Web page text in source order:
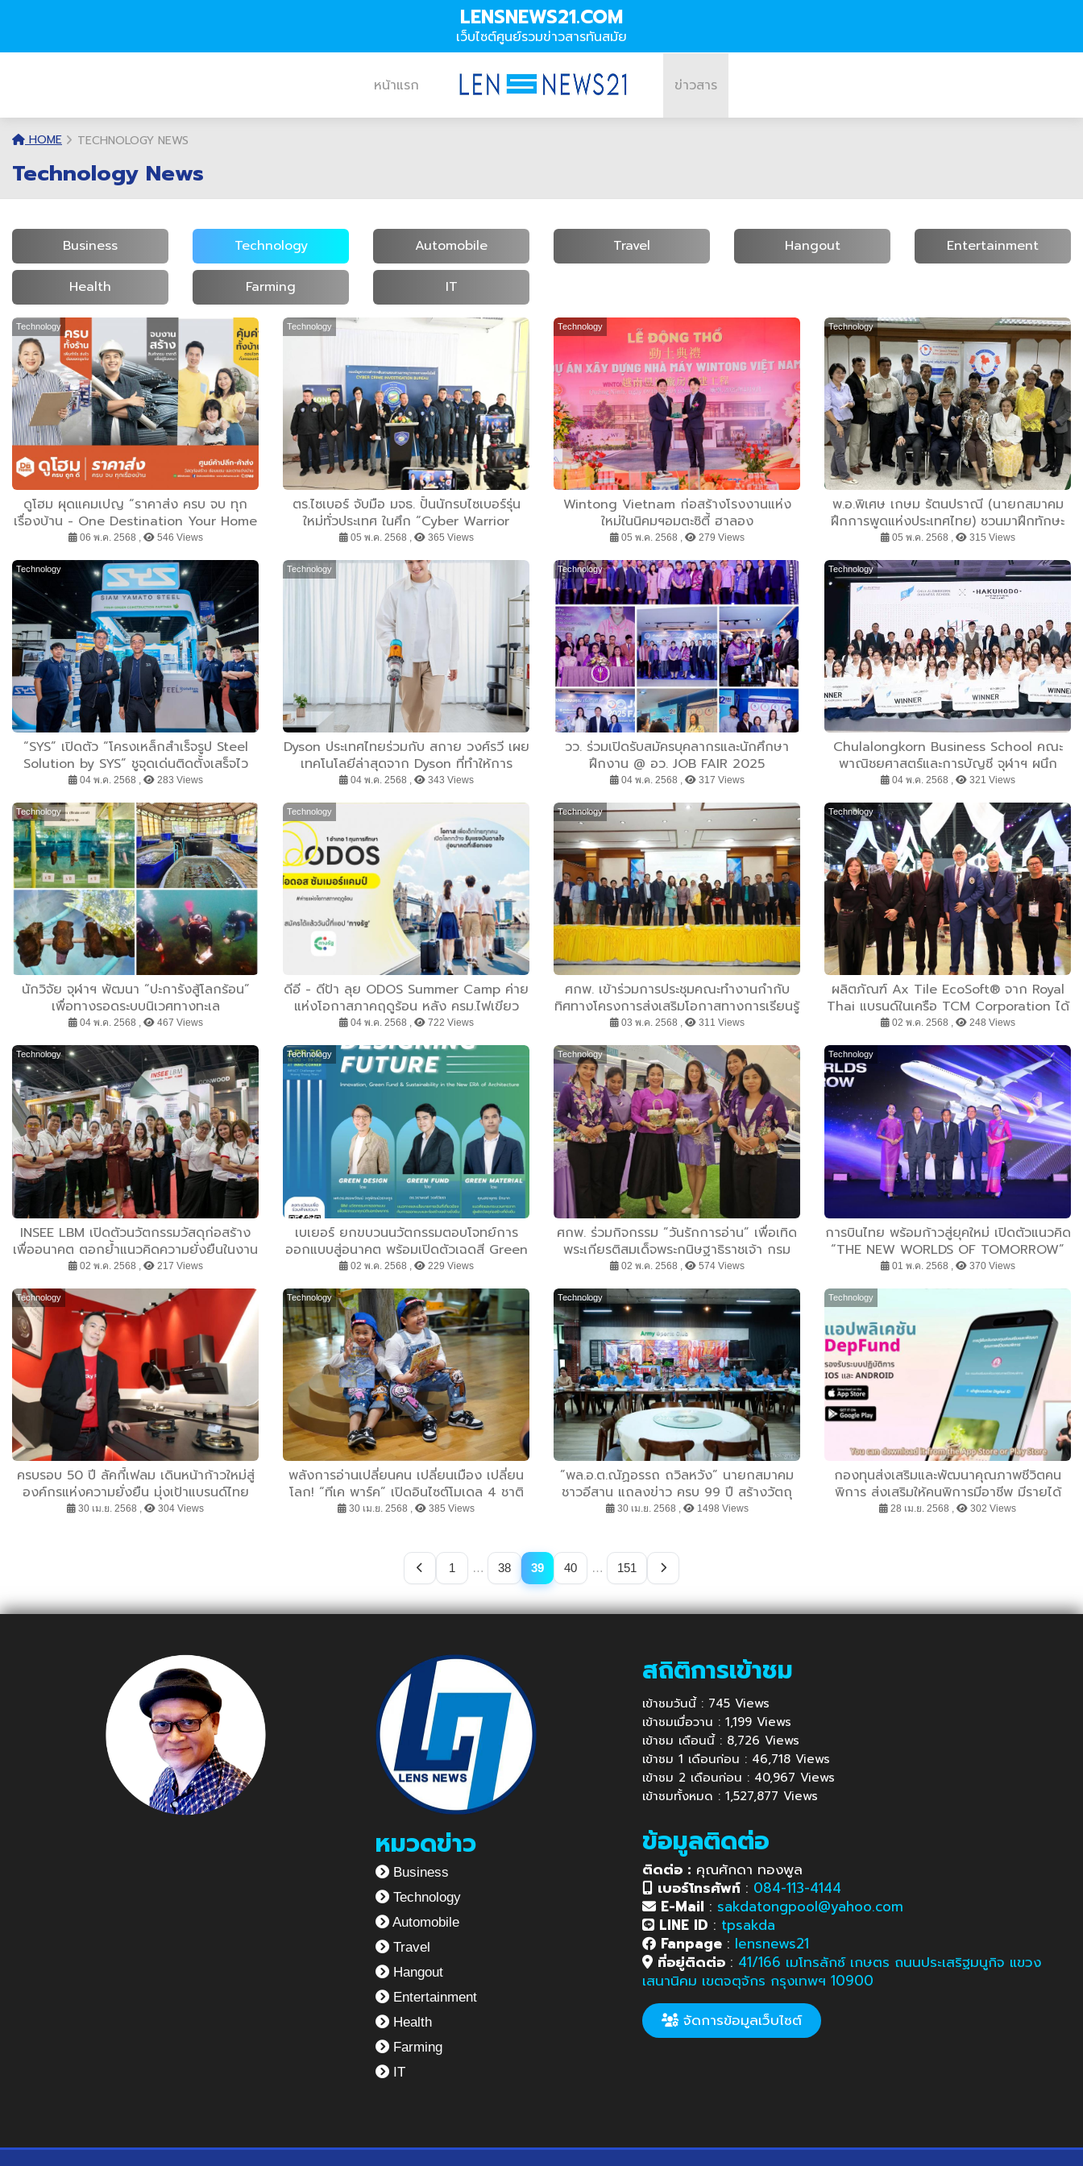
LENSNEWS21.COM
เว็บไซต์ศูนย์รวมข่าวสารทันสมัย
หน้าแรก ข่าวสาร
HOME TECHNOLOGY NEWS
Technology News
Business Technology Automobile Travel Hangout Entertainment
Health Farming IT
Technology
ดูโฮม ผุดแคมเปญ “ราคาส่ง ครบ จบ ทุก
เรื่องบ้าน - One Destination Your Home
Completion” ตอกย้ำความเป็นเจ้าตลาด
สินค้าก่อสร้าง ซ่อมแซม และตกแต่งบ้าน กว่า
4 ทศวรรษ
06 พ.ค. 2568 , 546 Views
Technology
ตร.ไซเบอร์ จับมือ มจธ. ปั้นนักรบไซเบอร์รุ่น
ใหม่ทั่วประเทศ ในศึก “Cyber Warrior
Hackathon 2025” ชิงรางวัลสูงสุด 1 แสน
บาท
05 พ.ค. 2568 , 365 Views
Technology
Wintong Vietnam ก่อสร้างโรงงานแห่ง
ใหม่ในนิคมฯอมตะซิตี้ ฮาลอง
05 พ.ค. 2568 , 279 Views
Technology
พ.อ.พิเศษ เกษม รัตนปราณี (นายกสมาคม
ฝึกการพูดแห่งประเทศไทย) ชวนมาฝึกทักษะ
พร้อมสร้างมูลค่าเพิ่มให้ตัวเอง ด้วยการฝึก
พูดที่สมาคมฝึกการพูดแห่งประเทศไทย!
05 พ.ค. 2568 , 315 Views
Technology
“SYS” เปิดตัว “โครงเหล็กสำเร็จรูป Steel
Solution by SYS” ชูจุดเด่นติดตั้งเสร็จไว
ภายใน 60 วัน ยกระดับงานก่อสร้างยุคใหม่
04 พ.ค. 2568 , 283 Views
Technology
Dyson ประเทศไทยร่วมกับ สกาย วงศ์รวี เผย
เทคโนโลยีล่าสุดจาก Dyson ที่ทำให้การ
ทำความสะอาดบ้าน ง่ายกว่าที่เคย
04 พ.ค. 2568 , 343 Views
Technology
วว. ร่วมเปิดรับสมัครบุคลากรและนักศึกษา
ฝึกงาน @ อว. JOB FAIR 2025
04 พ.ค. 2568 , 317 Views
Technology
Chulalongkorn Business School คณะ
พาณิชยศาสตร์และการบัญชี จุฬาฯ ผนึก
กำลัง ฮาคูโฮโด อินเตอร์เนชั่นแนล ไทยเเลนด์
ประกาศความสำเร็จ HIT PROGRAM ปี 2
เดินหน้ายกระดับการเรียนรู้ของนิสิตไทยสู่
ประสบการณ์จริงและพร้อมลงสนามการ
ทำงานจริง
04 พ.ค. 2568 , 321 Views
Technology
นักวิจัย จุฬาฯ พัฒนา “ปะการังสู้โลกร้อน”
เพื่อทางรอดระบบนิเวศทางทะเล
04 พ.ค. 2568 , 467 Views
Technology
ดีอี - ดีป้า ลุย ODOS Summer Camp ค่าย
แห่งโอกาสภาคฤดูร้อน หลัง ครม.ไฟเขียว
มอบ 928 ทุน เสริมแกร่งเด็กไทยเรียนรู้ดิจิทัล
ใช้ชีวิตต่างแดน เปิดโอกาสสำหรับโลกอนาคต
04 พ.ค. 2568 , 722 Views
Technology
ศกพ. เข้าร่วมการประชุมคณะทำงานกำกับ
ทิศทางโครงการส่งเสริมโอกาสทางการเรียนรู้
และพัฒนาทักษะประชากรวัยแรงงานนอกระบบ
ครั้งที่ 2/2568 ณ จังหวัดสงขลา
03 พ.ค. 2568 , 311 Views
Technology
ผลิตภัณฑ์ Ax Tile EcoSoft® จาก Royal
Thai แบรนด์ในเครือ TCM Corporation ได้
รับรางวัล ASA Platform Selected
Materials 2025
02 พ.ค. 2568 , 248 Views
Technology
INSEE LBM เปิดตัวนวัตกรรมวัสดุก่อสร้าง
เพื่ออนาคต ตอกย้ำแนวคิดความยั่งยืนในงาน
“สถาปนิก’68”
02 พ.ค. 2568 , 217 Views
Technology
เบเยอร์ ยกขบวนนวัตกรรมตอบโจทย์การ
ออกแบบสู่อนาคต พร้อมเปิดตัวเฉดสี Green
Palette ครั้งแรกในไทย! รองรับ
ตอกย้ำแบรนด์นวัตกรรมอันดับ 1 ในรอบ 20
ปี
02 พ.ค. 2568 , 229 Views
Technology
ศกพ. ร่วมกิจกรรม ”วันรักการอ่าน” เพื่อเทิด
พระเกียรติสมเด็จพระกนิษฐาธิราชเจ้า กรม
สมเด็จพระเทพรัตนราชสุดาฯ สยามบรมราช
02 พ.ค. 2568 , 574 Views
Technology
การบินไทย พร้อมก้าวสู่ยุคใหม่ เปิดตัวแนวคิด
“THE NEW WORLDS OF TOMORROW”
ฉลองเข้าสู่ปีที่ 65 ด้วยการยกระดับการเดิน
01 พ.ค. 2568 , 370 Views
Technology
ครบรอบ 50 ปี ลัคกี้เฟลม เดินหน้าก้าวใหม่สู่
องค์กรแห่งความยั่งยืน มุ่งเป้าแบรนด์ไทย
ระดับสากล พัฒนาผลิตภัณฑ์อัจฉริยะตอบ
30 เม.ย. 2568 , 304 Views
Technology
พลังการอ่านเปลี่ยนคน เปลี่ยนเมือง เปลี่ยน
โลก! “ทีเค พาร์ค” เปิดอินไซต์โมเดล 4 ชาติ
ที่สร้างอำนาจโน้มนำผ่านการพัฒนาระบบ
30 เม.ย. 2568 , 385 Views
Technology
”พล.อ.ต.ณัฏอรรถ ถวิลหวัง” นายกสมาคม
ชาวอีสาน แถลงข่าว ครบ 99 ปี สร้างวัตถุ
มงคล”องค์พระธาตุพนม” ปีสิริมงคล หนุน
30 เม.ย. 2568 , 1498 Views
Technology
กองทุนส่งเสริมและพัฒนาคุณภาพชีวิตคน
พิการ ส่งเสริมให้คนพิการมีอาชีพ มีรายได้
อย่างยั่งยืน ผ่านแอปพลิเคชันกู้ยืมเงินคน
28 เม.ย. 2568 , 302 Views
1 … 38 39 40 … 151
หมวดข่าว
Business
Technology
Automobile
Travel
Hangout
Entertainment
Health
Farming
IT
สถิติการเข้าชม
เข้าชมวันนี้ : 745 Views
เข้าชมเมื่อวาน : 1,199 Views
เข้าชม เดือนนี้ : 8,726 Views
เข้าชม 1 เดือนก่อน : 46,718 Views
เข้าชม 2 เดือนก่อน : 40,967 Views
เข้าชมทั้งหมด : 1,527,877 Views
ข้อมูลติดต่อ
ติดต่อ : คุณศักดา ทองพูล
เบอร์โทรศัพท์ : 084-113-4144
E-Mail : sakdatongpool@yahoo.com
LINE ID : tpsakda
Fanpage : lensnews21
ที่อยู่ติดต่อ : 41/166 เมโทรลักซ์ เกษตร ถนนประเสริฐมนูกิจ แขวง
เสนานิคม เขตจตุจักร กรุงเทพฯ 10900
จัดการข้อมูลเว็บไซต์